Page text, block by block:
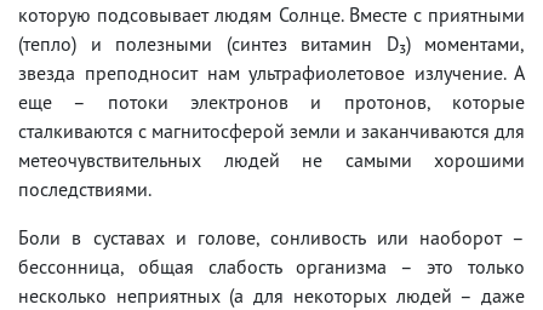
которую подсовывает людям Солнце. Вместе с приятными
(тепло) и полезными (синтез витамин D₃) моментами,
звезда преподносит нам ультрафиолетовое излучение. А
еще – потоки электронов и протонов, которые
сталкиваются с магнитосферой земли и заканчиваются для
метеочувствительных людей не самыми хорошими
последствиями.
Боли в суставах и голове, сонливость или наоборот –
бессонница, общая слабость организма – это только
несколько неприятных (а для некоторых людей – даже